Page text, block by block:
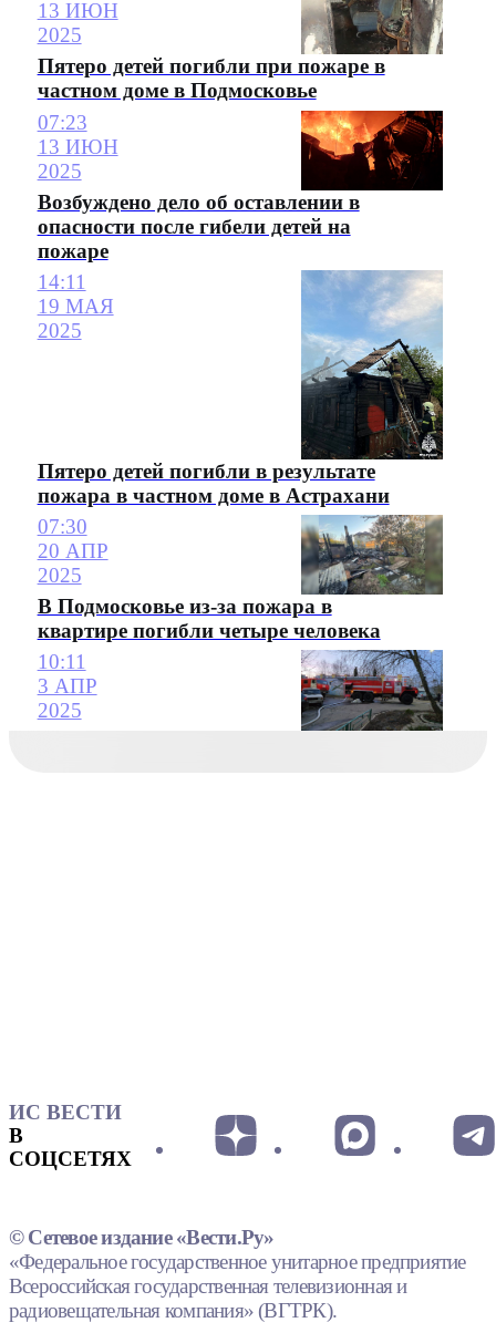
13 ИЮН
2025
Пятеро детей погибли при пожаре в
частном доме в Подмосковье
07:23
13 ИЮН
2025
Возбуждено дело об оставлении в
опасности после гибели детей на
пожаре
14:11
19 МАЯ
2025
Пятеро детей погибли в результате
пожара в частном доме в Астрахани
07:30
20 АПР
2025
В Подмосковье из-за пожара в
квартире погибли четыре человека
10:11
3 АПР
2025
ИС ВЕСТИ
В
СОЦСЕТЯХ
© Сетевое издание «Вести.Ру»
«Федеральное государственное унитарное предприятие
Всероссийская государственная телевизионная и
радиовещательная компания» (ВГТРК).